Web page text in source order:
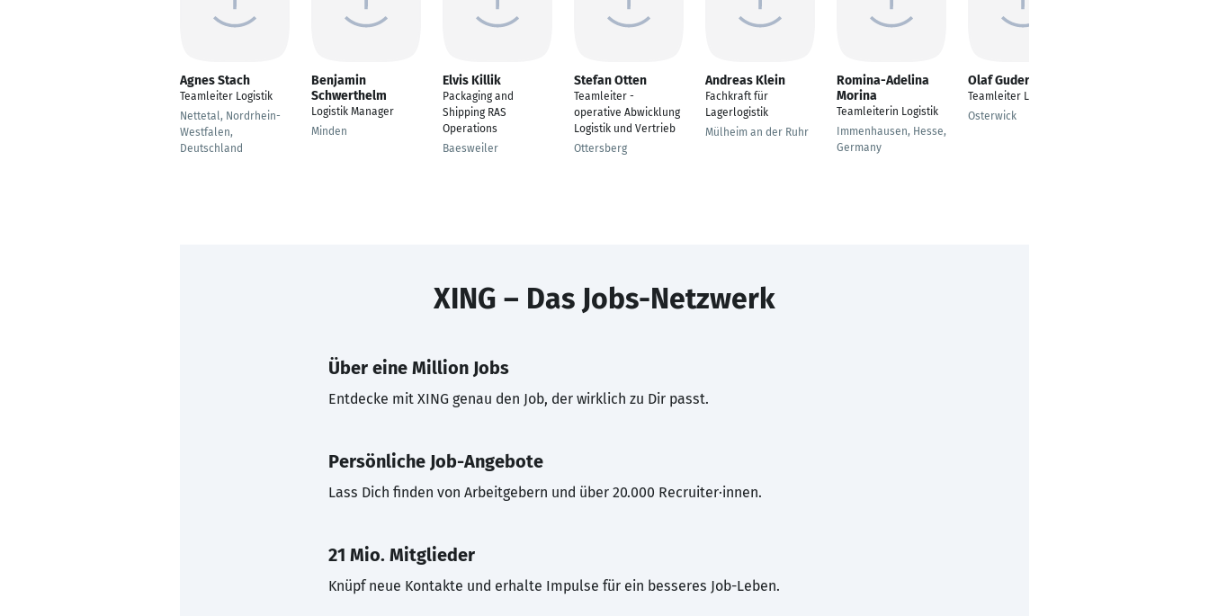
Agnes Stach
Teamleiter Logistik
Nettetal, Nordrhein-
Westfalen,
Deutschland
Benjamin
Schwerthelm
Logistik Manager
Minden
Elvis Killik
Packaging and
Shipping RAS
Operations
Baesweiler
Stefan Otten
Teamleiter -
operative Abwicklung
Logistik und Vertrieb
Ottersberg
Andreas Klein
Fachkraft für
Lagerlogistik
Mülheim an der Ruhr
Romina-Adelina
Morina
Teamleiterin Logistik
Immenhausen, Hesse,
Germany
Olaf Guderlei
Teamleiter Logistik
Osterwick
XING – Das Jobs-Netzwerk
Über eine Million Jobs
Entdecke mit XING genau den Job, der wirklich zu Dir passt.
Persönliche Job-Angebote
Lass Dich finden von Arbeitgebern und über 20.000 Recruiter·innen.
21 Mio. Mitglieder
Knüpf neue Kontakte und erhalte Impulse für ein besseres Job-Leben.